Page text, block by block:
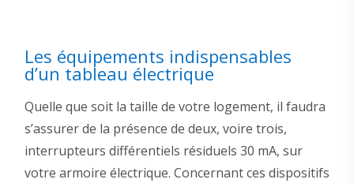
Les équipements indispensables
d’un tableau électrique
Quelle que soit la taille de votre logement, il faudra
s’assurer de la présence de deux, voire trois,
interrupteurs différentiels résiduels 30 mA, sur
votre armoire électrique. Concernant ces dispositifs